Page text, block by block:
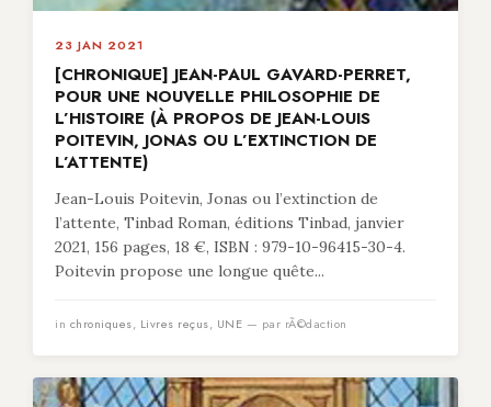
23 JAN 2021
[CHRONIQUE] JEAN-PAUL GAVARD-PERRET,
POUR UNE NOUVELLE PHILOSOPHIE DE
L’HISTOIRE (À PROPOS DE JEAN-LOUIS
POITEVIN, JONAS OU L’EXTINCTION DE
L’ATTENTE)
Jean-Louis Poitevin, Jonas ou l’extinction de
l’attente, Tinbad Roman, éditions Tinbad, janvier
2021, 156 pages, 18 €, ISBN : 979-10-96415-30-4.
Poitevin propose une longue quête...
in chroniques, Livres reçus, UNE — par rÃ©daction